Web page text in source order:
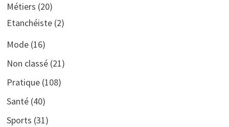
Métiers (20)
Etanchéiste(2)
Mode(16)
Non classé(21)
Pratique(108)
Santé(40)
Sports (31)